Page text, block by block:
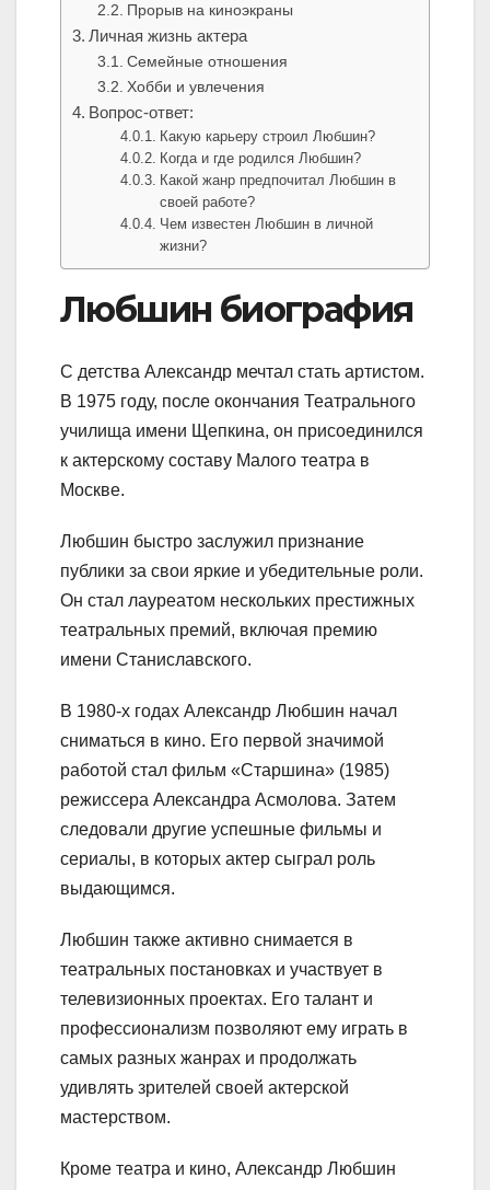
Прорыв на киноэкраны
Личная жизнь актера
Семейные отношения
Хобби и увлечения
Вопрос-ответ:
Какую карьеру строил Любшин?
Когда и где родился Любшин?
Какой жанр предпочитал Любшин в
своей работе?
Чем известен Любшин в личной
жизни?
Любшин биография
С детства Александр мечтал стать артистом.
В 1975 году, после окончания Театрального
училища имени Щепкина, он присоединился
к актерскому составу Малого театра в
Москве.
Любшин быстро заслужил признание
публики за свои яркие и убедительные роли.
Он стал лауреатом нескольких престижных
театральных премий, включая премию
имени Станиславского.
В 1980-х годах Александр Любшин начал
сниматься в кино. Его первой значимой
работой стал фильм «Старшина» (1985)
режиссера Александра Асмолова. Затем
следовали другие успешные фильмы и
сериалы, в которых актер сыграл роль
выдающимся.
Любшин также активно снимается в
театральных постановках и участвует в
телевизионных проектах. Его талант и
профессионализм позволяют ему играть в
самых разных жанрах и продолжать
удивлять зрителей своей актерской
мастерством.
Кроме театра и кино, Александр Любшин